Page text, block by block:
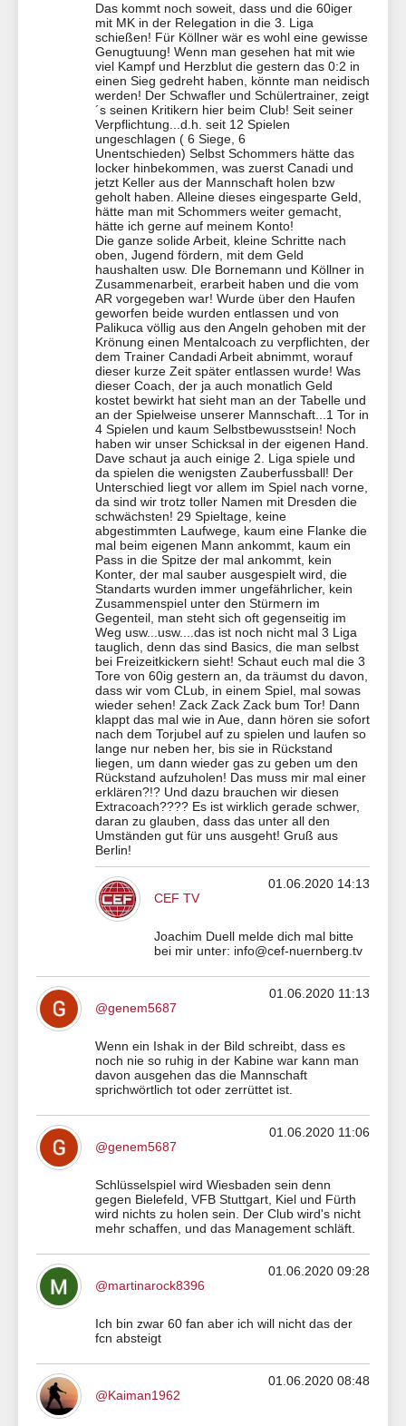
Das kommt noch soweit, dass und die 60iger
mit MK in der Relegation in die 3. Liga
schießen! Für Köllner wär es wohl eine gewisse
Genugtuung! Wenn man gesehen hat mit wie
viel Kampf und Herzblut die gestern das 0:2 in
einen Sieg gedreht haben, könnte man neidisch
werden! Der Schwafler und Schülertrainer, zeigt
´s seinen Kritikern hier beim Club! Seit seiner
Verpflichtung...d.h. seit 12 Spielen
ungeschlagen ( 6 Siege, 6
Unentschieden) Selbst Schommers hätte das
locker hinbekommen, was zuerst Canadi und
jetzt Keller aus der Mannschaft holen bzw
geholt haben. Alleine dieses eingesparte Geld,
hätte man mit Schommers weiter gemacht,
hätte ich gerne auf meinem Konto!
Die ganze solide Arbeit, kleine Schritte nach
oben, Jugend fördern, mit dem Geld
haushalten usw. DIe Bornemann und Köllner in
Zusammenarbeit, erarbeit haben und die vom
AR vorgegeben war! Wurde über den Haufen
geworfen beide wurden entlassen und von
Palikuca völlig aus den Angeln gehoben mit der
Krönung einen Mentalcoach zu verpflichten, der
dem Trainer Candadi Arbeit abnimmt, worauf
dieser kurze Zeit später entlassen wurde! Was
dieser Coach, der ja auch monatlich Geld
kostet bewirkt hat sieht man an der Tabelle und
an der Spielweise unserer Mannschaft...1 Tor in
4 Spielen und kaum Selbstbewusstsein! Noch
haben wir unser Schicksal in der eigenen Hand.
Dave schaut ja auch einige 2. Liga spiele und
da spielen die wenigsten Zauberfussball! Der
Unterschied liegt vor allem im Spiel nach vorne,
da sind wir trotz toller Namen mit Dresden die
schwächsten! 29 Spieltage, keine
abgestimmten Laufwege, kaum eine Flanke die
mal beim eigenen Mann ankommt, kaum ein
Pass in die Spitze der mal ankommt, kein
Konter, der mal sauber ausgespielt wird, die
Standarts wurden immer ungefährlicher, kein
Zusammenspiel unter den Stürmern im
Gegenteil, man steht sich oft gegenseitig im
Weg usw...usw....das ist noch nicht mal 3 Liga
tauglich, denn das sind Basics, die man selbst
bei Freizeitkickern sieht! Schaut euch mal die 3
Tore von 60ig gestern an, da träumst du davon,
dass wir vom CLub, in einem Spiel, mal sowas
wieder sehen! Zack Zack Zack bum Tor! Dann
klappt das mal wie in Aue, dann hören sie sofort
nach dem Torjubel auf zu spielen und laufen so
lange nur neben her, bis sie in Rückstand
liegen, um dann wieder gas zu geben um den
Rückstand aufzuholen! Das muss mir mal einer
erklären?!? Und dazu brauchen wir diesen
Extracoach???? Es ist wirklich gerade schwer,
daran zu glauben, dass das unter all den
Umständen gut für uns ausgeht! Gruß aus
Berlin!
01.06.2020 14:13
CEF TV
Joachim Duell melde dich mal bitte
bei mir unter: info@cef-nuernberg.tv
01.06.2020 11:13
@genem5687
Wenn ein Ishak in der Bild schreibt, dass es
noch nie so ruhig in der Kabine war kann man
davon ausgehen das die Mannschaft
sprichwörtlich tot oder zerrüttet ist.
01.06.2020 11:06
@genem5687
Schlüsselspiel wird Wiesbaden sein denn
gegen Bielefeld, VFB Stuttgart, Kiel und Fürth
wird nichts zu holen sein. Der Club wird's nicht
mehr schaffen, und das Management schläft.
01.06.2020 09:28
@martinarock8396
Ich bin zwar 60 fan aber ich will nicht das der
fcn absteigt
01.06.2020 08:48
@Kaiman1962